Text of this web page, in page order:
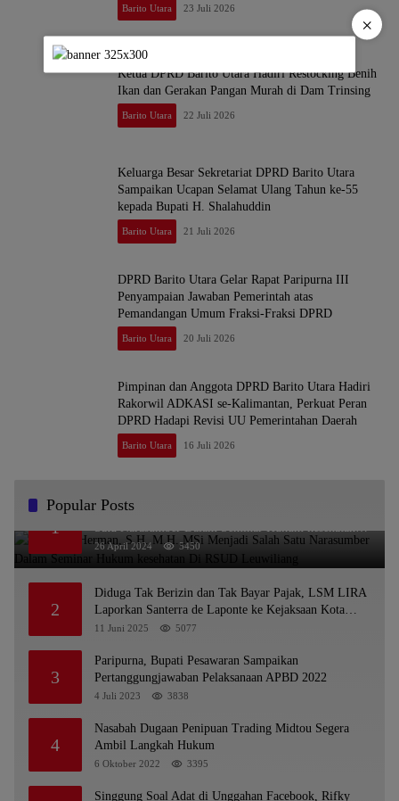
Barito Utara 23 Juli 2026
Ketua DPRD Barito Utara Hadiri Restocking Benih
Ikan dan Gerakan Pangan Murah di Dam Trinsing
Barito Utara 22 Juli 2026
Keluarga Besar Sekretariat DPRD Barito Utara
Sampaikan Ucapan Selamat Ulang Tahun ke-55
kepada Bupati H. Shalahuddin
Barito Utara 21 Juli 2026
DPRD Barito Utara Gelar Rapat Paripurna III
Penyampaian Jawaban Pemerintah atas
Pemandangan Umum Fraksi-Fraksi DPRD
Barito Utara 20 Juli 2026
Pimpinan dan Anggota DPRD Barito Utara Hadiri
Rakorwil ADKASI se-Kalimantan, Perkuat Peran
DPRD Hadapi Revisi UU Pemerintahan Daerah
Barito Utara 16 Juli 2026
Popular Posts
1
Dr. KMS Herman, S.H.,M.H.,MSi Menjadi Salah
Satu Narasumber Dalam Seminar Hukum kesehatan
Di RSUD Leuwiliang
26 April 2024 5450
2
Diduga Tak Berizin dan Tak Bayar Pajak, LSM LIRA
Laporkan Santerra de Laponte ke Kejaksaan Kota
Batu
11 Juni 2025 5077
3
Paripurna, Bupati Pesawaran Sampaikan
Pertanggungjawaban Pelaksanaan APBD 2022
4 Juli 2023 3838
4
Nasabah Dugaan Penipuan Trading Midtou Segera
Ambil Langkah Hukum
6 Oktober 2022 3395
Singgung Soal Adat di Unggahan Facebook, Rifky
×